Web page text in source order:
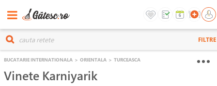
FILTRE
BUCATARIE INTERNATIONALA > ORIENTALA > TURCEASCA
Vinete Karniyarik